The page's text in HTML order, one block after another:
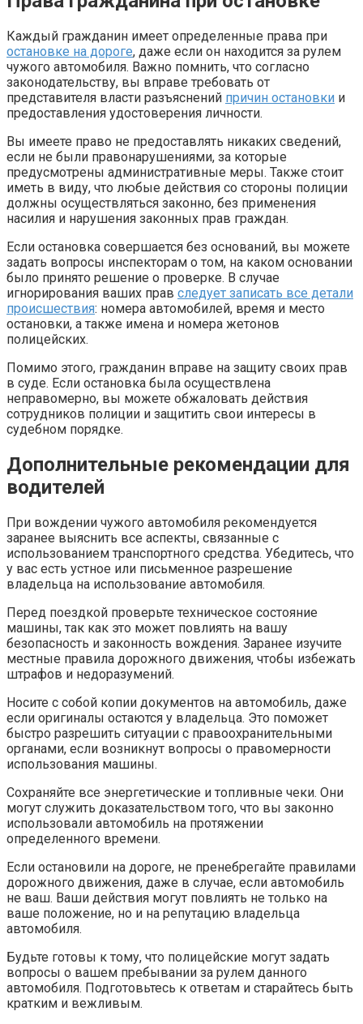
Каждый гражданин имеет определенные права при
остановке на дороге, даже если он находится за рулем
чужого автомобиля. Важно помнить, что согласно
законодательству, вы вправе требовать от
представителя власти разъяснений причин остановки и
предоставления удостоверения личности.
Вы имеете право не предоставлять никаких сведений,
если не были правонарушениями, за которые
предусмотрены административные меры. Также стоит
иметь в виду, что любые действия со стороны полиции
должны осуществляться законно, без применения
насилия и нарушения законных прав граждан.
Если остановка совершается без оснований, вы можете
задать вопросы инспекторам о том, на каком основании
было принято решение о проверке. В случае
игнорирования ваших прав следует записать все детали
происшествия: номера автомобилей, время и место
остановки, а также имена и номера жетонов
полицейских.
Помимо этого, гражданин вправе на защиту своих прав
в суде. Если остановка была осуществлена
неправомерно, вы можете обжаловать действия
сотрудников полиции и защитить свои интересы в
судебном порядке.
Дополнительные рекомендации для
водителей
При вождении чужого автомобиля рекомендуется
заранее выяснить все аспекты, связанные с
использованием транспортного средства. Убедитесь, что
у вас есть устное или письменное разрешение
владельца на использование автомобиля.
Перед поездкой проверьте техническое состояние
машины, так как это может повлиять на вашу
безопасность и законность вождения. Заранее изучите
местные правила дорожного движения, чтобы избежать
штрафов и недоразумений.
Носите с собой копии документов на автомобиль, даже
если оригиналы остаются у владельца. Это поможет
быстро разрешить ситуации с правоохранительными
органами, если возникнут вопросы о правомерности
использования машины.
Сохраняйте все энергетические и топливные чеки. Они
могут служить доказательством того, что вы законно
использовали автомобиль на протяжении
определенного времени.
Если остановили на дороге, не пренебрегайте правилами
дорожного движения, даже в случае, если автомобиль
не ваш. Ваши действия могут повлиять не только на
ваше положение, но и на репутацию владельца
автомобиля.
Будьте готовы к тому, что полицейские могут задать
вопросы о вашем пребывании за рулем данного
автомобиля. Подготовьтесь к ответам и старайтесь быть
кратким и вежливым.